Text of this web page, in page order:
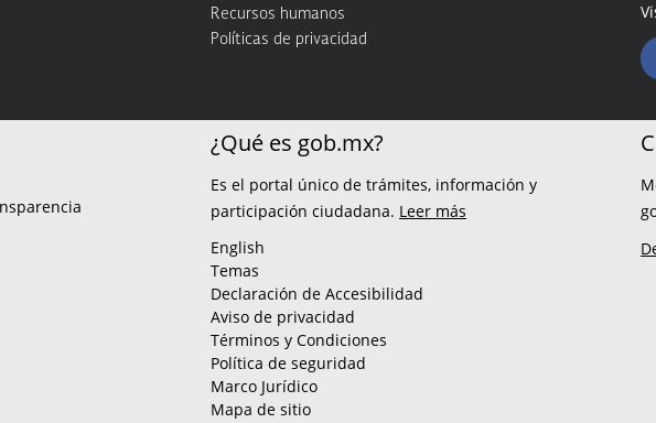
Recursos humanos
Políticas de privacidad
¿Qué es gob.mx?
Es el portal único de trámites, información y
participación ciudadana. Leer más
English
Temas
Declaración de Accesibilidad
Aviso de privacidad
Términos y Condiciones
Política de seguridad
Marco Jurídico
Mapa de sitio